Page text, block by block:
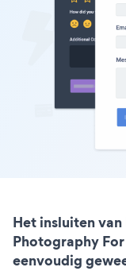
Het insluiten
Photography
eenvoudig